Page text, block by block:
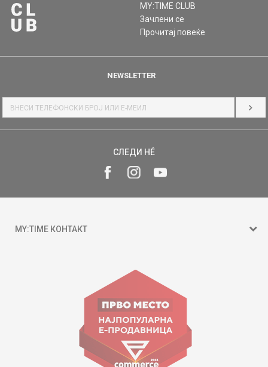
MY:TIME CLUB
Зачлени се
Прочитај повеќе
NEWSLETTER
СЛЕДИ НÉ
MY:TIME КОНТАКТ
ул. Гоце Николовски бр.74 Скопје
contact@mytime.mk
Работно време:
09:00 до 17:00